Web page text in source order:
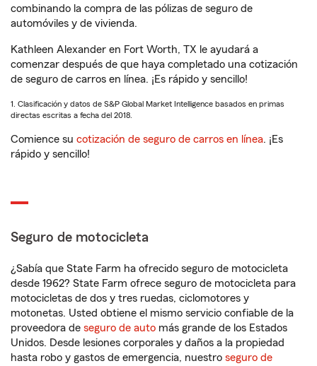
combinando la compra de las pólizas de seguro de
automóviles y de vivienda.
Kathleen Alexander en Fort Worth, TX le ayudará a
comenzar después de que haya completado una cotización
de seguro de carros en línea. ¡Es rápido y sencillo!
1. Clasificación y datos de S&P Global Market Intelligence basados en primas
directas escritas a fecha del 2018.
Comience su cotización de seguro de carros en línea. ¡Es
rápido y sencillo!
Seguro de motocicleta
¿Sabía que State Farm ha ofrecido seguro de motocicleta
desde 1962? State Farm ofrece seguro de motocicleta para
motocicletas de dos y tres ruedas, ciclomotores y
motonetas. Usted obtiene el mismo servicio confiable de la
proveedora de seguro de auto más grande de los Estados
Unidos. Desde lesiones corporales y daños a la propiedad
hasta robo y gastos de emergencia, nuestro seguro de